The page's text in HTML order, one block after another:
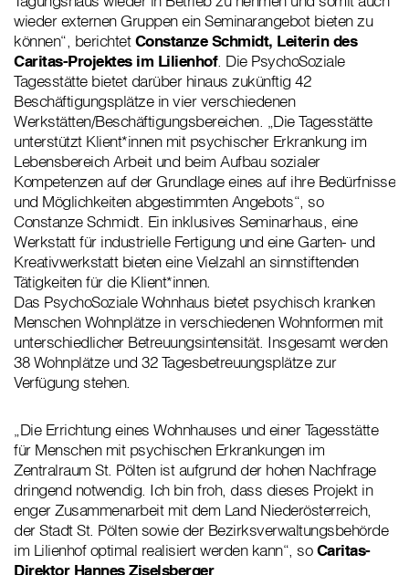
wieder externen Gruppen ein Seminarangebot bieten zu
können“, berichtetConstanze Schmidt, Leiterin des
Caritas-Projektes im Lilienhof. Die PsychoSoziale
Tagesstätte bietet darüber hinaus zukünftig 42
Beschäftigungsplätze in vier verschiedenen
Werkstätten/Beschäftigungsbereichen. „Die Tagesstätte
unterstützt Klient*innen mit psychischer Erkrankung im
Lebensbereich Arbeit und beim Aufbau sozialer
Kompetenzen auf der Grundlage eines auf ihre Bedürfnisse
und Möglichkeiten abgestimmten Angebots“, so
Constanze Schmidt. Ein inklusives Seminarhaus, eine
Werkstatt für industrielle Fertigung und eine Garten- und
Kreativwerkstatt bieten eine Vielzahl an sinnstiftenden
Tätigkeiten für die Klient*innen.
Das PsychoSoziale Wohnhaus bietet psychisch kranken
Menschen Wohnplätze in verschiedenen Wohnformen mit
unterschiedlicher Betreuungsintensität. Insgesamt werden
38 Wohnplätze und 32 Tagesbetreuungsplätze zur
Verfügung stehen.
„Die Errichtung eines Wohnhauses und einer Tagesstätte
für Menschen mit psychischen Erkrankungen im
Zentralraum St. Pölten ist aufgrund der hohen Nachfrage
dringend notwendig. Ich bin froh, dass dieses Projekt in
enger Zusammenarbeit mit dem Land Niederösterreich,
der Stadt St. Pölten sowie der Bezirksverwaltungsbehörde
im Lilienhof optimal realisiert werden kann“, soCaritas-
Direktor Hannes Ziselsberger.